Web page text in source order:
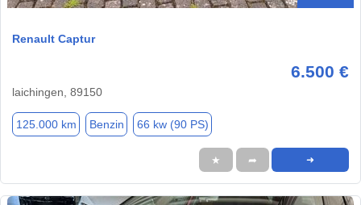
Renault Captur
6.500 €
laichingen, 89150
125.000 km Benzin 66 kw (90 PS)
★ ➦ ➜